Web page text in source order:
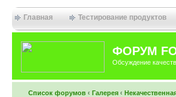
Главная Тестирование продуктов
ФОРУМ
Обсуждение
Список форумов ‹ Галерея ‹